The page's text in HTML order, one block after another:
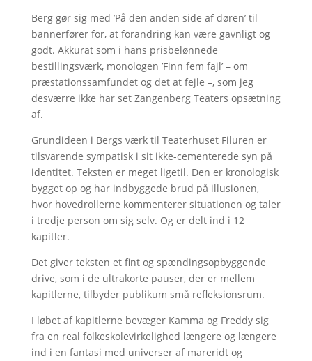
Berg gør sig med ’På den anden side af døren’ til
bannerfører for, at forandring kan være gavnligt og
godt. Akkurat som i hans prisbelønnede
bestillingsværk, monologen ’Finn fem fajl’ – om
præstationssamfundet og det at fejle –, som jeg
desværre ikke har set Zangenberg Teaters opsætning
af.
Grundideen i Bergs værk til Teaterhuset Filuren er
tilsvarende sympatisk i sit ikke-cementerede syn på
identitet. Teksten er meget ligetil. Den er kronologisk
bygget op og har indbyggede brud på illusionen,
hvor hovedrollerne kommenterer situationen og taler
i tredje person om sig selv. Og er delt ind i 12
kapitler.
Det giver teksten et fint og spændingsopbyggende
drive, som i de ultrakorte pauser, der er mellem
kapitlerne, tilbyder publikum små refleksionsrum.
I løbet af kapitlerne bevæger Kamma og Freddy sig
fra en real folkeskolevirkelighed længere og længere
ind i en fantasi med universer af mareridt og